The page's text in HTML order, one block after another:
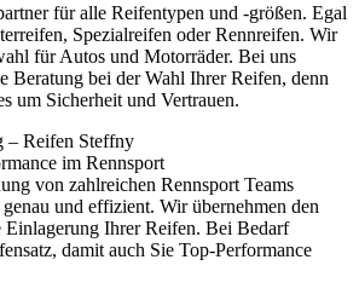
für alle Reifentypen und -größen. Egal
Spezialreifen oder Rennreifen. Wir
für Autos und Motorräder. Bei uns
Beratung bei der Wahl Ihrer Reifen, denn
um Sicherheit und Vertrauen.
– Reifen Steffny
im Rennsport
von zahlreichen Rennsport Teams
und effizient. Wir übernehmen den
Einlagerung Ihrer Reifen. Bei Bedarf
damit auch Sie Top-Performance